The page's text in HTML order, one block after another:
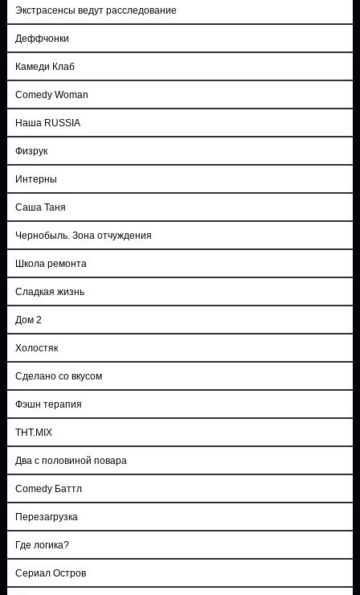
Экстрасенсы ведут расследование
Деффчонки
Камеди Клаб
Comedy Woman
Наша RUSSIA
Физрук
Интерны
Саша Таня
Чернобыль. Зона отчуждения
Школа ремонта
Сладкая жизнь
Дом 2
Холостяк
Сделано со вкусом
Фэшн терапия
ТНТ.MIX
Два с половиной повара
Comedy Баттл
Перезагрузка
Где логика?
Сериал Остров